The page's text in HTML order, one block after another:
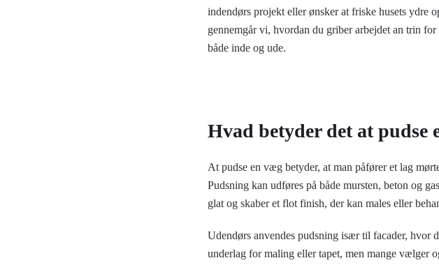
indendørs projekt eller ønsker at friske husets ydre
gennemgår vi, hvordan du griber arbejdet an trin
både inde og ude.
Hvad betyder det at pudse
At pudse en væg betyder, at man påfører et lag
Pudsning kan udføres på både mursten, beton og
glat og skaber et flot finish, der kan males eller
Udendørs anvendes pudsning især til facader, hvor
underlag for maling eller tapet, men mange vælger